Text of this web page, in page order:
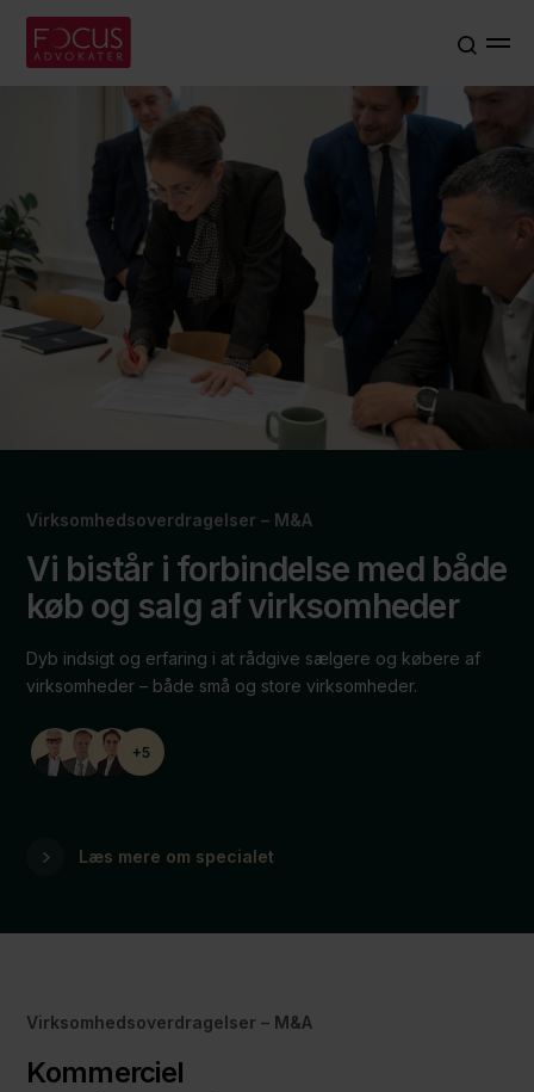
Virksomhedsoverdragelser – M&A
Vi bistår i forbindelse med både
køb og salg af virksomheder
Dyb indsigt og erfaring i at rådgive sælgere og købere af
virksomheder – både små og store virksomheder.
+5
Læs mere om specialet
Virksomhedsoverdragelser – M&A
Kommerciel